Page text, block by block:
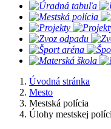
Úvodná stránka
Mesto
Mestská polícia
Úlohy mestskej